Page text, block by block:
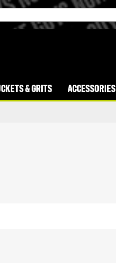
& GRITS ACCESSORIES